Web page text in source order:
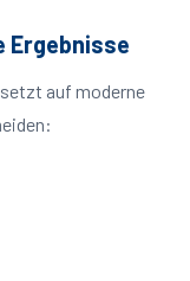
Ergebnisse
auf moderne